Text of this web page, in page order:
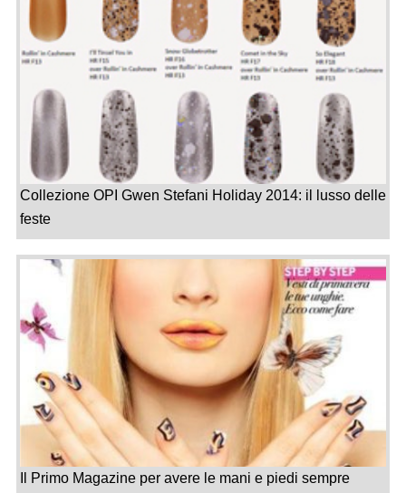
Collezione OPI Gwen Stefani Holiday 2014: il lusso delle
feste
Il Primo Magazine per avere le mani e piedi sempre